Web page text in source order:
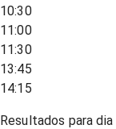
10:30
11:00
11:30
13:45
14:15
Resultados para dia